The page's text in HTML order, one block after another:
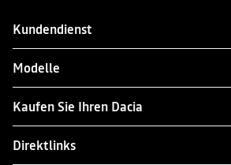
Kundendienst
Modelle
Kaufen Sie Ihren Dacia
Direktlinks